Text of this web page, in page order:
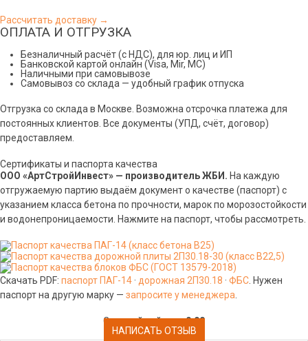
Рассчитать доставку →
ОПЛАТА И ОТГРУЗКА
Безналичный расчёт (с НДС), для юр. лиц и ИП
Банковской картой онлайн (Visa, Mir, МС)
Наличными при самовывозе
Самовывоз со склада — удобный график отпуска
Отгрузка со склада в Москве. Возможна отсрочка платежа для
постоянных клиентов. Все документы (УПД, счёт, договор)
предоставляем.
Сертификаты и паспорта качества
ООО «АртСтройИнвест» — производитель ЖБИ. На каждую
отгружаемую партию выдаём документ о качестве (паспорт) с
указанием класса бетона по прочности, марок по морозостойкости
и водонепроницаемости. Нажмите на паспорт, чтобы рассмотреть.
Скачать PDF: паспорт ПАГ-14 · дорожная 2П30.18 · ФБС . Нужен
паспорт на другую марку — запросите у менеджера
Средний рейтинг:0.00
НАПИСАТЬ ОТЗЫВ